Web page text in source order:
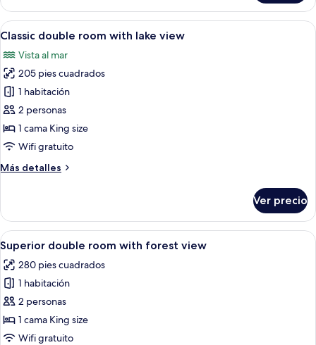
double
room
with
view
Abrir
todas
las
fotos
de
Classic
double
room
lake
Habitación de hotel con una cama
3
Classic double room with lake view
Vista al mar
205 pies cuadrados
1 habitación
2 personas
1 cama King size
Wifi gratuito
Más detalles
Más
double
room
with
lake
view
Ver precio
Abrir
todas
las
fotos
de
Superior
double
Habitación de hotel con una cama
3
Superior double room with forest view
280 pies cuadrados
1 habitación
2 personas
1 cama King size
Wifi gratuito